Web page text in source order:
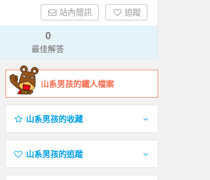
站內簡訊 追蹤
0
最佳解答
山系男孩的鐵人檔案
山系男孩的收藏
山系男孩的追蹤